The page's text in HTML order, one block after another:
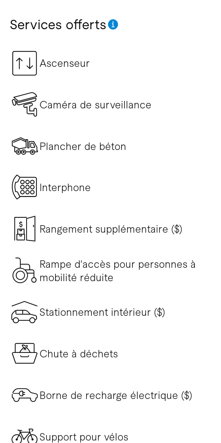
Services offerts
Ascenseur
Caméra de surveillance
Plancher de béton
Interphone
Rangement supplémentaire ($)
Rampe d'accès pour personnes à
mobilité réduite
Stationnement intérieur ($)
Chute à déchets
Borne de recharge électrique ($)
Support pour vélos